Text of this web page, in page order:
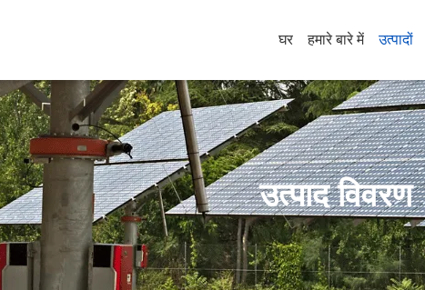
घर हमारे बारे में उत्पादों
उत्पाद विवरण